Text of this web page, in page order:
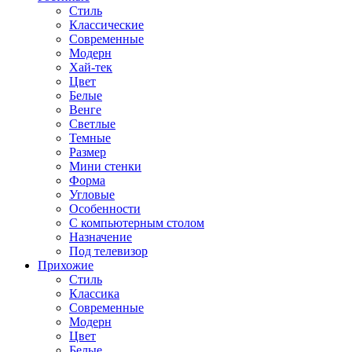
Стиль
Классические
Современные
Модерн
Хай-тек
Цвет
Белые
Венге
Светлые
Темные
Размер
Мини стенки
Форма
Угловые
Особенности
С компьютерным столом
Назначение
Под телевизор
Прихожие
Стиль
Классика
Современные
Модерн
Цвет